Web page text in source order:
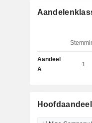
Aandeel
A
1